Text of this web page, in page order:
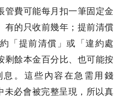
管費可能每月扣一筆固定金
有的只收前幾年；提前清償
「提前清償」或「違約處
剩餘本金百分比、也可能按
息。這些內容在急需用錢
未必會被完整呈現，所以真